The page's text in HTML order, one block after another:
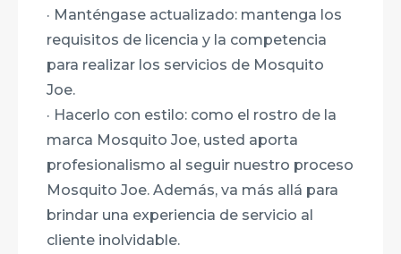
· Manténgase actualizado: mantenga los
requisitos de licencia y la competencia
para realizar los servicios de Mosquito
Joe.
· Hacerlo con estilo: como el rostro de la
marca Mosquito Joe, usted aporta
profesionalismo al seguir nuestro proceso
Mosquito Joe. Además, va más allá para
brindar una experiencia de servicio al
cliente inolvidable.